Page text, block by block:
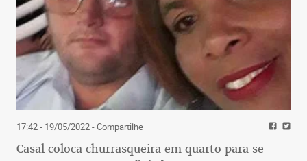
17:42 - 19/05/2022- Compartilhe
Casal coloca churrasqueira em quarto para se